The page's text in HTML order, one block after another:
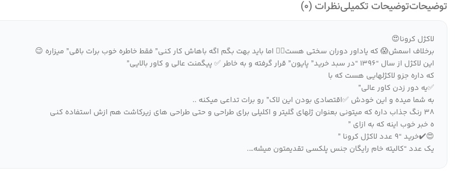
توضیحاتتوضیحات تکمیلینظرات (0)
لاکژل کرونا😍
برخلاف اسمش😱 که یاداور دوران سختی هست😵‍💫 اما باید بهت بگم اگه باهاش کار کنی” فقط خاطره خوب برات باقی” میزاره 😉
این لاکژل از سال “1396 “در سبد خرید” پایون” قرار گرفته و به خاطر ✅ پیگمنت عالی و کاور بالایی”
که داره جزو لاکژلهایی هست که با
✅یه دور زدن کاور عالی”
به شما میده و این خودش ✅اقتصادی بودن این لاک” رو برات تداعی میکنه ..
38 رنگ جذاب داره که میتونی بعنوان ژلهای گلیتر و اکلیلی برای طراحی و حتی طراحی های زیرکاشت هم ازش استفاده کنی
ه خبر خوب اینه که به ازای ”
😍✔️خرید “9 عدد لاکژل کرونا ”
یک عدد “کالیته خام رایگان جنس پلکسی تقدیمتون میشه….